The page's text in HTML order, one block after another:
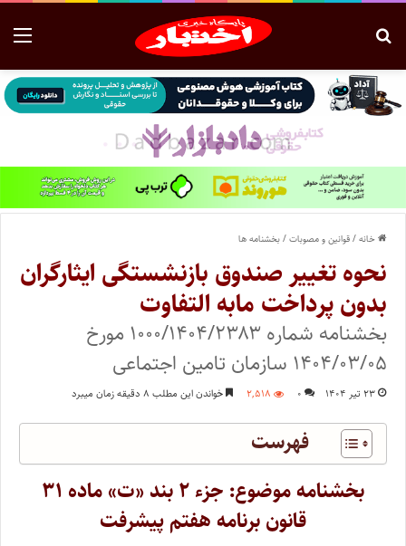
خانه/قوانین و مصوبات/بخشنامه ها
نحوه تغییر صندوق بازنشستگی ایثارگران
بدون پرداخت مابه التفاوت
بخشنامه شماره ۱۰۰۰/۱۴۰۴/۲۳۸۳ مورخ
۱۴۰۴/۰۳/۰۵ سازمان تامین اجتماعی
۲۳ تیر ۱۴۰۴ ۰ ۲,۵۱۸ خواندن این مطلب ۸ دقیقه زمان میبرد
فهرست
بخشنامه موضوع: جزء ۲ بند «ت» ماده ۳۱
قانون برنامه هفتم پیشرفت